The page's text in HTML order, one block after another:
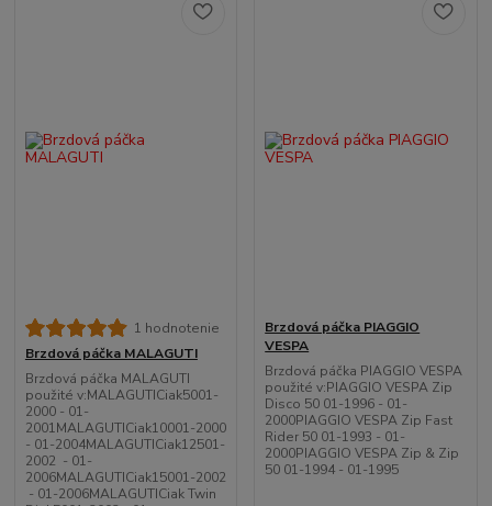
1 hodnotenie
Brzdová páčka MALAGUTI
Brzdová páčka MALAGUTI
použité v:MALAGUTICiak5001-
2000 - 01-
2001MALAGUTICiak10001-2000
- 01-2004MALAGUTICiak12501-
2002 - 01-
2006MALAGUTICiak15001-2002
- 01-2006MALAGUTICiak Twin
Brzdová páčka PIAGGIO
VESPA
Brzdová páčka PIAGGIO VESPA
použité v:PIAGGIO VESPA Zip
Disco 50 01-1996 - 01-
2000PIAGGIO VESPA Zip Fast
Rider 50 01-1993 - 01-
2000PIAGGIO VESPA Zip & Zip
50 01-1994 - 01-1995